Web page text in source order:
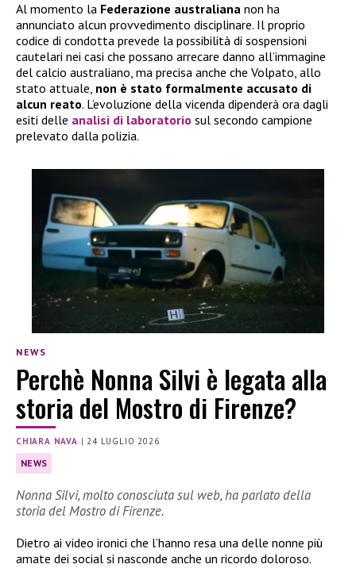
Al momento la Federazione australiana non ha
annunciato alcun provvedimento disciplinare. Il proprio
codice di condotta prevede la possibilità di sospensioni
cautelari nei casi che possano arrecare danno all’immagine
del calcio australiano, ma precisa anche che Volpato, allo
stato attuale, non è stato formalmente accusato di
alcun reato. L’evoluzione della vicenda dipenderà ora dagli
esiti delle analisi di laboratorio sul secondo campione
prelevato dalla polizia.
NEWS
Perchè Nonna Silvi è legata alla
storia del Mostro di Firenze?
CHIARA NAVA |24 LUGLIO 2026
NEWS
Nonna Silvi, molto conosciuta sul web, ha parlato della
storia del Mostro di Firenze.
Dietro ai video ironici che l’hanno resa una delle nonne più
amate dei social si nasconde anche un ricordo doloroso.